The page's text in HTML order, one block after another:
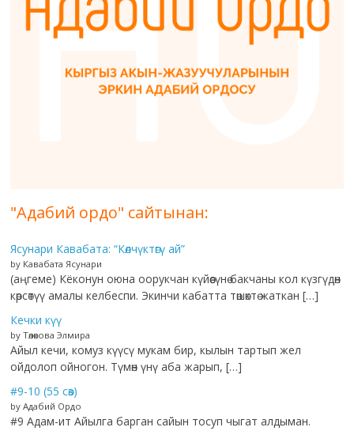
"Адабий ордо" сайтынан:
Ясунари Кавабата: “Көлчүктөгү ай”
by Кавабата Ясунари
(аңгеме) Кёконун оюна оорукчан күйөөсүнө бакчаны кол күзгүдөн
көрсөтүү амалы келбеспи. Экинчи кабатта төшөктө жаткан […]
Кечки күү
by Төлөкова Элмира
Айыл кечи, комуз күүсү мукам бир, кылын тартып жел
ойдолоп ойногон. Түмөн үнү аба жарып, […]
#9-10 (55 сөз)
by Адабий Ордо
#9 Адам-ит Айылга барган сайын тосуп чыгат алдыман.